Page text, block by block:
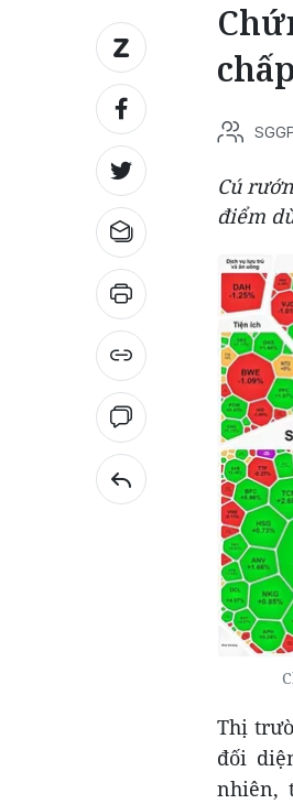
Cú
điểm
Thị
đối
nhiên,